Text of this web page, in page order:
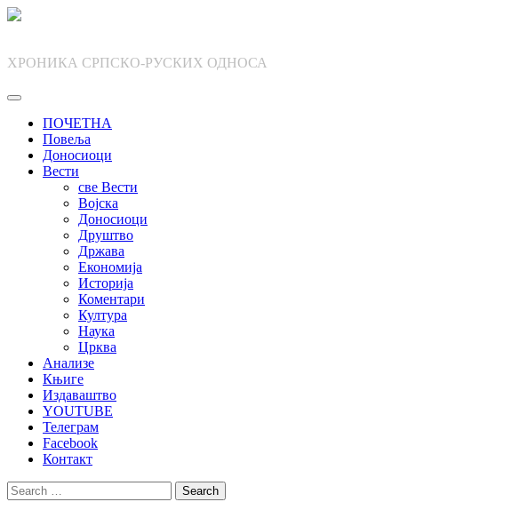
Skip
ХРОНИКА СРПСКО-РУСКИХ ОДНОСА
ПОЧЕТНА
Повеља
Доносиоци
Вести
све Вести
Војска
Доносиоци
Друштво
Држава
Економија
Историја
Коментари
Култура
Наука
Црква
Анализе
Књиге
Издаваштво
YOUTUBE
Телеграм
Facebook
Контакт
Search
for: